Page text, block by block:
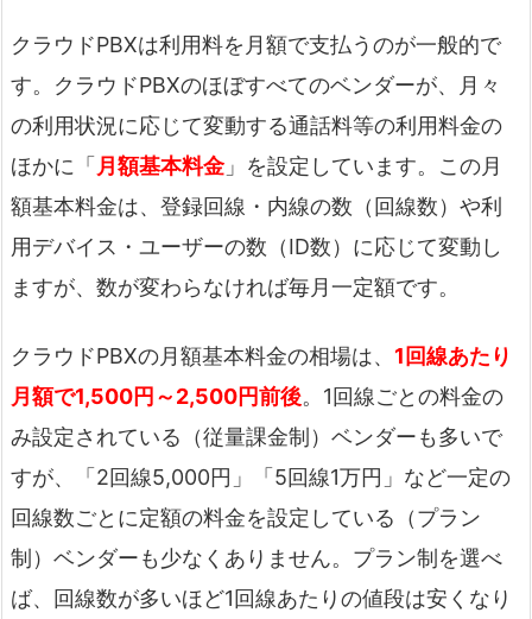
クラウドPBXは利用料を月額で支払うのが一般的で
す。クラウドPBXのほぼすべてのベンダーが、月々
の利用状況に応じて変動する通話料等の利用料金の
ほかに「 月額基本料金 」を設定しています。この月
額基本料金は、登録回線・内線の数（回線数）や利
用デバイス・ユーザーの数（ID数）に応じて変動し
ますが、数が変わらなければ毎月一定額です。
クラウドPBXの月額基本料金の相場は、 1回線あたり
月額で1,500円～2,500円前後。1回線ごとの料金の
み設定されている（従量課金制）ベンダーも多いで
すが、「2回線5,000円」「5回線1万円」など一定の
回線数ごとに定額の料金を設定している（プラン
制）ベンダーも少なくありません。プラン制を選べ
ば、回線数が多いほど1回線あたりの値段は安くなり